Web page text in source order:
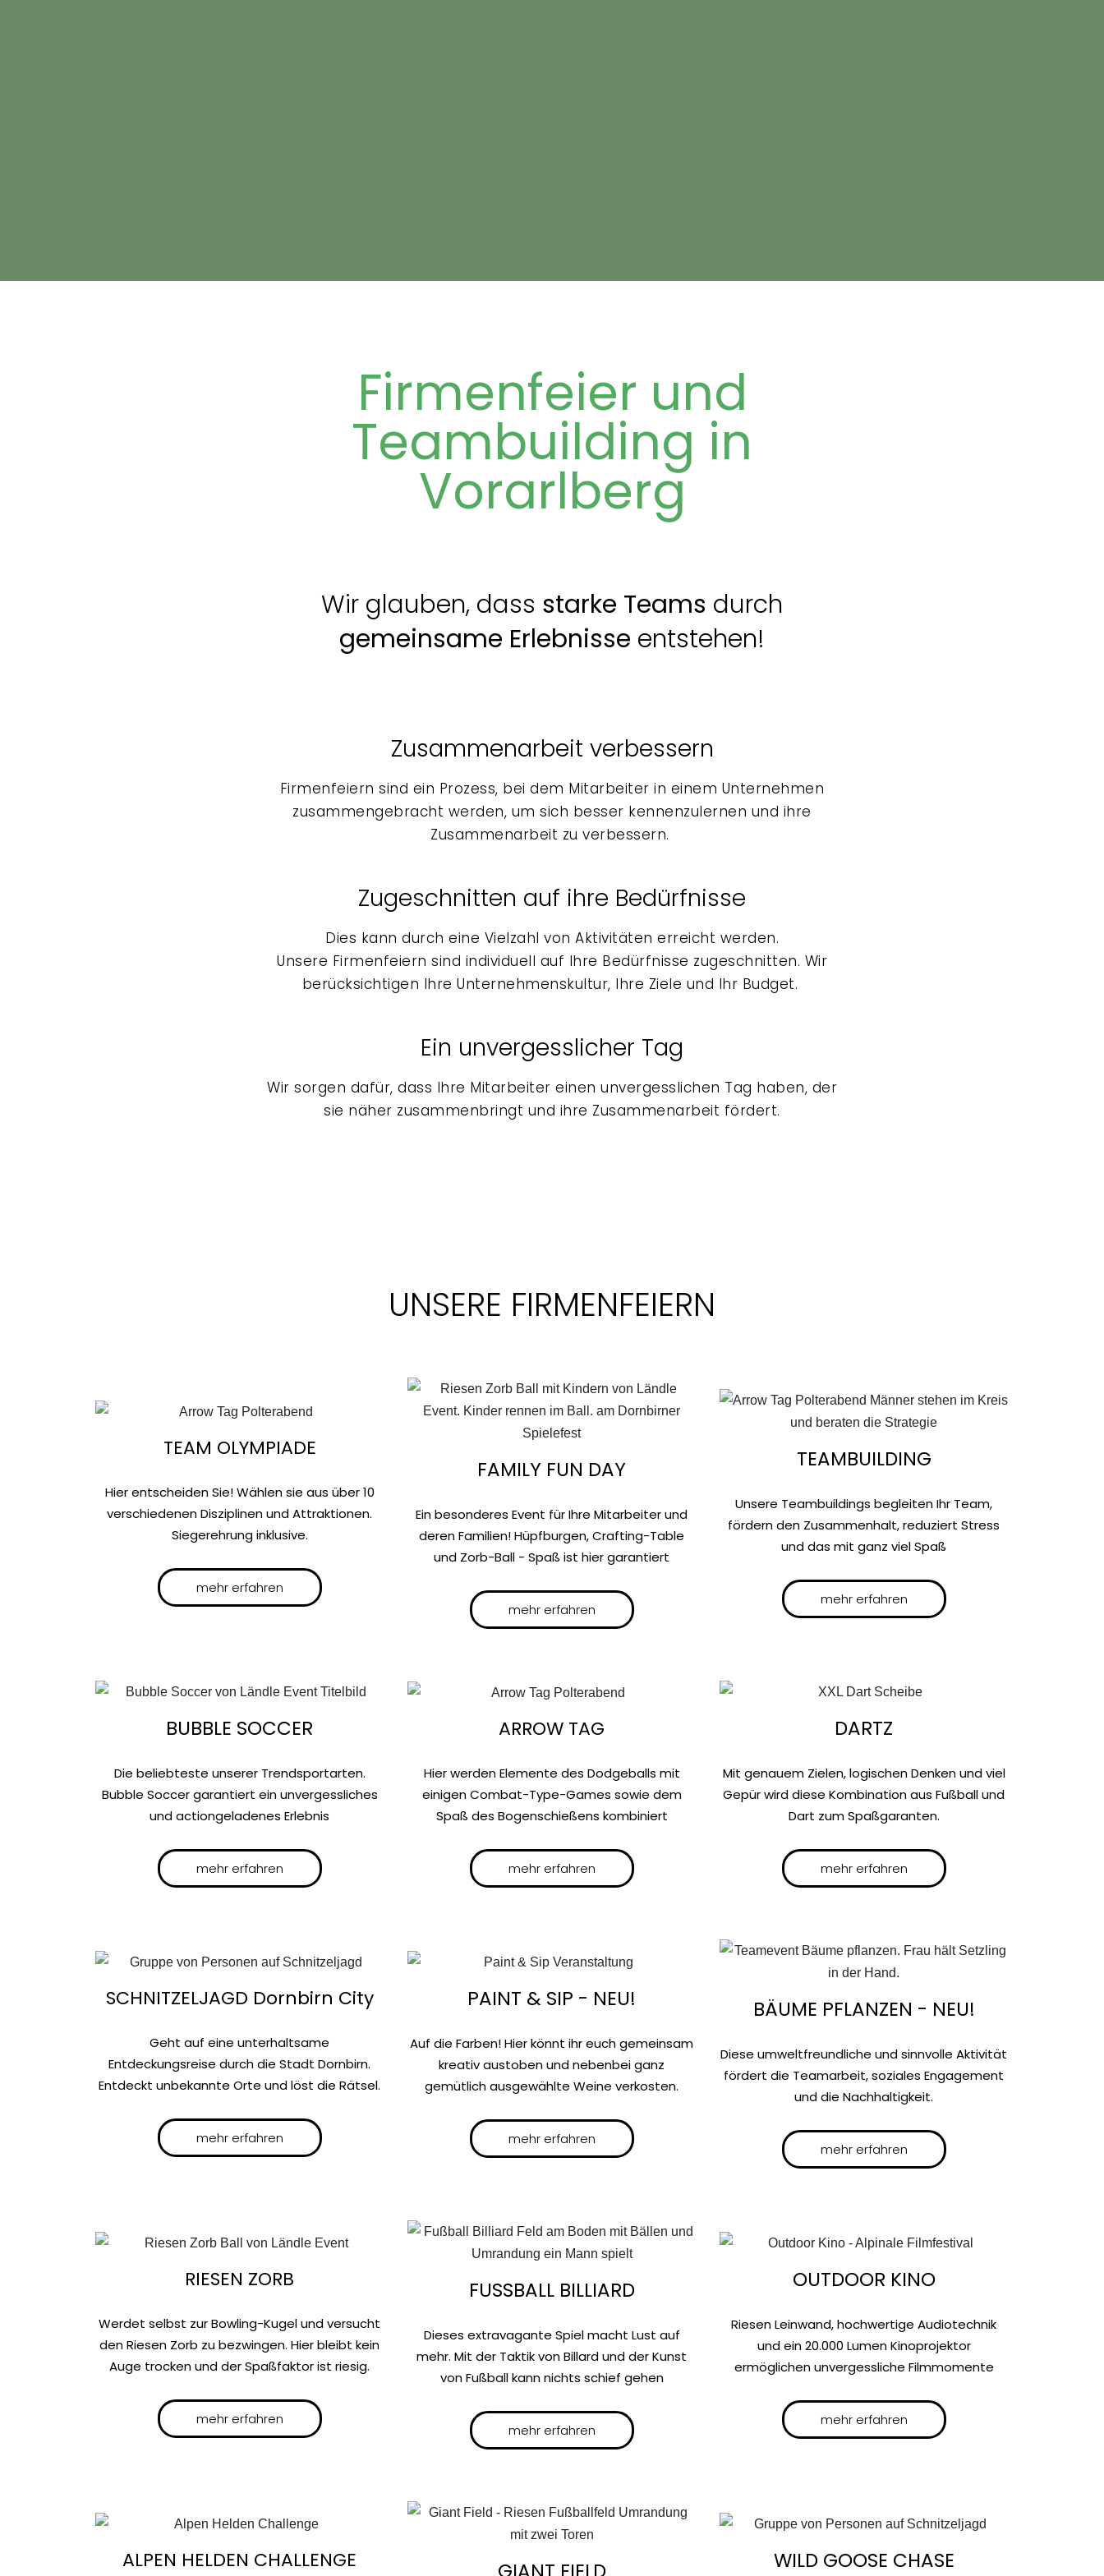
Firmenfeier und
Teambuilding in
Vorarlberg
Wir glauben, dass starke Teams durch
gemeinsame Erlebnisse entstehen!
Zusammenarbeit verbessern
Firmenfeiern sind ein Prozess, bei dem Mitarbeiter in einem Unternehmen
zusammengebracht werden, um sich besser kennenzulernen und ihre
Zusammenarbeit zu verbessern.
Zugeschnitten auf ihre Bedürfnisse
Dies kann durch eine Vielzahl von Aktivitäten erreicht werden.
Unsere Firmenfeiern sind individuell auf Ihre Bedürfnisse zugeschnitten. Wir
berücksichtigen Ihre Unternehmenskultur, Ihre Ziele und Ihr Budget.
Ein unvergesslicher Tag
Wir sorgen dafür, dass Ihre Mitarbeiter einen unvergesslichen Tag haben, der
sie näher zusammenbringt und ihre Zusammenarbeit fördert.
UNSERE FIRMENFEIERN
TEAM OLYMPIADE
Hier entscheiden Sie! Wählen sie aus über 10
verschiedenen Disziplinen und Attraktionen.
Siegerehrung inklusive.
mehr erfahren
FAMILY FUN DAY
Ein besonderes Event für Ihre Mitarbeiter und
deren Familien! Hüpfburgen, Crafting-Table
und Zorb-Ball - Spaß ist hier garantiert
mehr erfahren
TEAMBUILDING
Unsere Teambuildings begleiten Ihr Team,
fördern den Zusammenhalt, reduziert Stress
und das mit ganz viel Spaß
mehr erfahren
BUBBLE SOCCER
Die beliebteste unserer Trendsportarten.
Bubble Soccer garantiert ein unvergessliches
und actiongeladenes Erlebnis
mehr erfahren
ARROW TAG
Hier werden Elemente des Dodgeballs mit
einigen Combat-Type-Games sowie dem
Spaß des Bogenschießens kombiniert
mehr erfahren
DARTZ
Mit genauem Zielen, logischen Denken und viel
Gepür wird diese Kombination aus Fußball und
Dart zum Spaßgaranten.
mehr erfahren
SCHNITZELJAGD Dornbirn City
Geht auf eine unterhaltsame
Entdeckungsreise durch die Stadt Dornbirn.
Entdeckt unbekannte Orte und löst die Rätsel.
mehr erfahren
PAINT & SIP - NEU!
Auf die Farben! Hier könnt ihr euch gemeinsam
kreativ austoben und nebenbei ganz
gemütlich ausgewählte Weine verkosten.
mehr erfahren
BÄUME PFLANZEN - NEU!
Diese umweltfreundliche und sinnvolle Aktivität
fördert die Teamarbeit, soziales Engagement
und die Nachhaltigkeit.
mehr erfahren
RIESEN ZORB
Werdet selbst zur Bowling-Kugel und versucht
den Riesen Zorb zu bezwingen. Hier bleibt kein
Auge trocken und der Spaßfaktor ist riesig.
mehr erfahren
FUSSBALL BILLIARD
Dieses extravagante Spiel macht Lust auf
mehr. Mit der Taktik von Billard und der Kunst
von Fußball kann nichts schief gehen
mehr erfahren
OUTDOOR KINO
Riesen Leinwand, hochwertige Audiotechnik
und ein 20.000 Lumen Kinoprojektor
ermöglichen unvergessliche Filmmomente
mehr erfahren
ALPEN HELDEN CHALLENGE WILD GOOSE CHASE